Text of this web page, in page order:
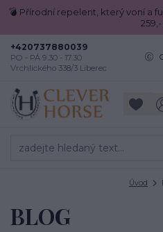
💣 Přírodní repelent, který voní a
259,-
+420737880039
PO - PÁ 9.30 - 17.30
Vrchlického 338/3 Liberec
Úvod
BLOG